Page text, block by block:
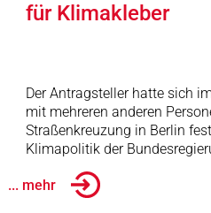
für Klimakleber
Der Antragsteller hatte sich
mit mehreren anderen
Straßenkreuzung in Berlin
Klimapolitik der
... mehr